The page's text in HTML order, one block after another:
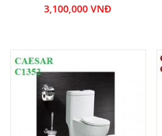
3,100,000 VNĐ